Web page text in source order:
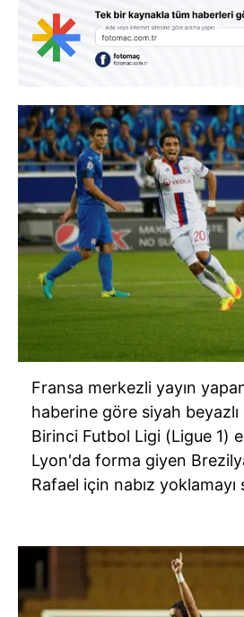
Fransa merkezli yayın
haberine göre siyah
Birinci Futbol Ligi (Ligue 1)
Lyon'da forma giyen
Rafael için nabız